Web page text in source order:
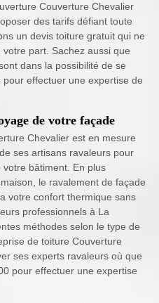
Couverture Chevalier
des tarifs défiant toute
un devis toiture gratuit qui ne
part. Sachez aussi que
dans la possibilité de se
effectuer une expertise de
de votre façade
Chevalier est en mesure
ses artisans ravaleurs pour
votre bâtiment. En plus
le ravalement de façade
votre confort thermique sans
professionnels à La
méthodes selon le type de
de toiture Couverture
ses experts ravaleurs où que
pour effectuer une expertise